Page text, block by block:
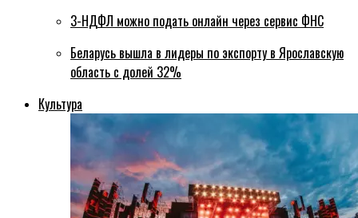
3-НДФЛ можно подать онлайн через сервис ФНС
Беларусь вышла в лидеры по экспорту в Ярославскую
область с долей 32%
Культура